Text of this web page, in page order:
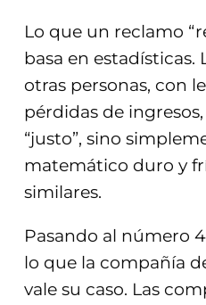
Lo que un reclamo
basa en
otras personas, con
pérdidas de
“justo”, sino
matemático duro y
similares.
Pasando al número
lo que la compañía
vale su caso. Las